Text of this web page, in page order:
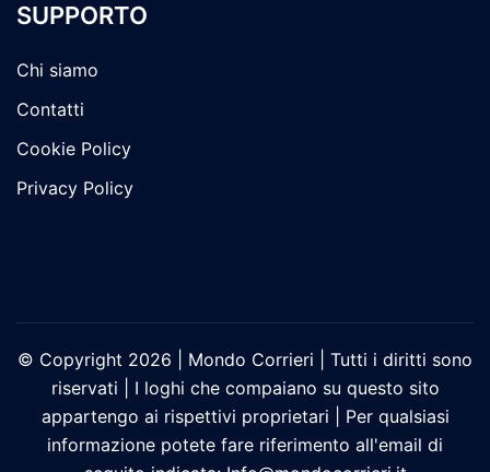
SUPPORTO
Chi siamo
Contatti
Cookie Policy
Privacy Policy
© Copyright 2026 | Mondo Corrieri | Tutti i diritti sono
riservati | I loghi che compaiano su questo sito
appartengo ai rispettivi proprietari | Per qualsiasi
informazione potete fare riferimento all'email di